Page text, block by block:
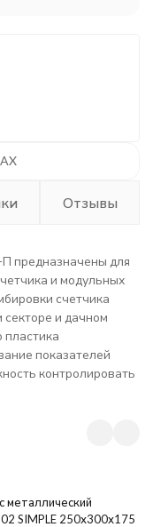
Отзывы
предназначены для
и модульных
счетчика
секторе и дачном
пластика
показателей
контролировать
металлический
SIMPLE 250х300х175